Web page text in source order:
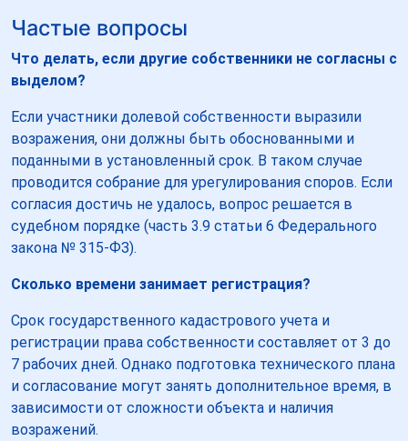
Частые вопросы
Что делать, если другие собственники не согласны с
выделом?
Если участники долевой собственности выразили
возражения, они должны быть обоснованными и
поданными в установленный срок. В таком случае
проводится собрание для урегулирования споров. Если
согласия достичь не удалось, вопрос решается в
судебном порядке (часть 3.9 статьи 6 Федерального
закона № 315-ФЗ).
Сколько времени занимает регистрация?
Срок государственного кадастрового учета и
регистрации права собственности составляет от 3 до
7 рабочих дней. Однако подготовка технического плана
и согласование могут занять дополнительное время, в
зависимости от сложности объекта и наличия
возражений.